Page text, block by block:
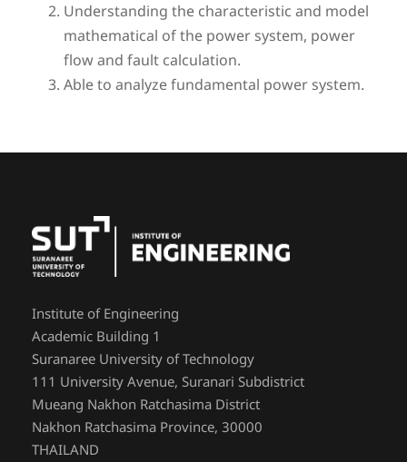
Understanding the characteristic and model
mathematical of the power system, power
flow and fault calculation.
Able to analyze fundamental power system.
Institute of Engineering
Academic Building 1
Suranaree University of Technology
111 University Avenue, Suranari Subdistrict
Mueang Nakhon Ratchasima District
Nakhon Ratchasima Province, 30000
THAILAND